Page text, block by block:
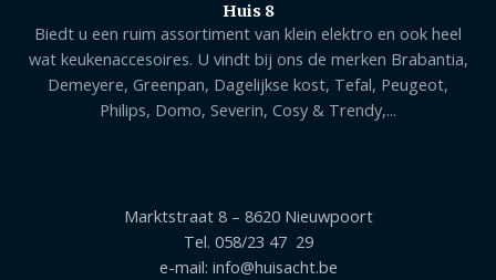
Huis 8
Biedt u een ruim assortiment van klein elektro en ook heel
wat keukenaccesoires. U vindt bij ons de merken Brabantia,
Demeyere, Greenpan, Dagelijkse kost, Tefal, Peugeot,
Philips, Domo, Severin, Cosy & Trendy,...
Marktstraat 8 – 8620 Nieuwpoort
Tel. 058/23 47 29
e-mail: info@huisacht.be